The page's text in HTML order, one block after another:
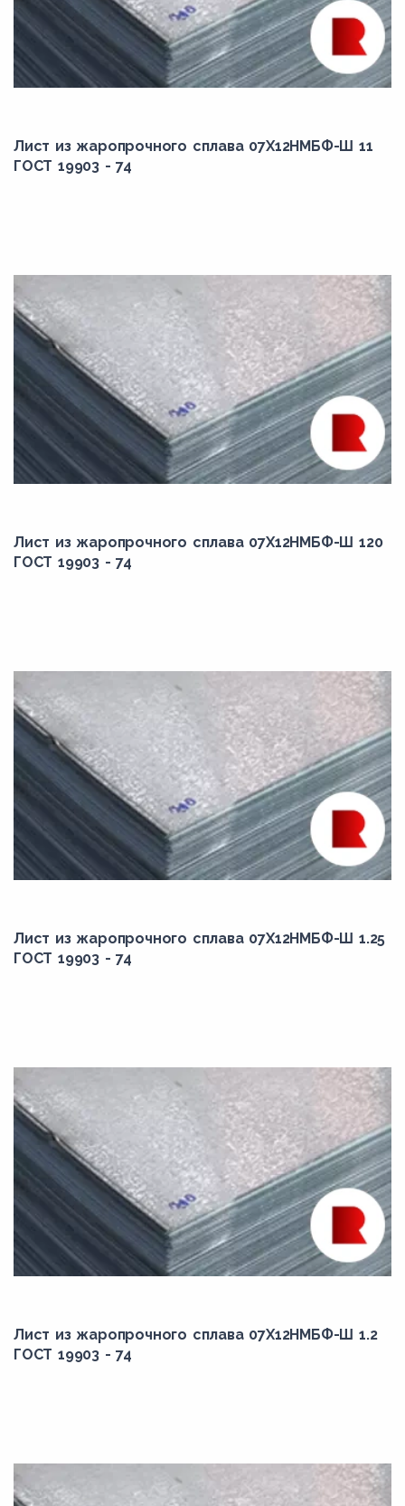
Лист из жаропрочного сплава 07Х12НМБФ-Ш 11
ГОСТ 19903 - 74
Лист из жаропрочного сплава 07Х12НМБФ-Ш 120
ГОСТ 19903 - 74
Лист из жаропрочного сплава 07Х12НМБФ-Ш 1.25
ГОСТ 19903 - 74
Лист из жаропрочного сплава 07Х12НМБФ-Ш 1.2
ГОСТ 19903 - 74